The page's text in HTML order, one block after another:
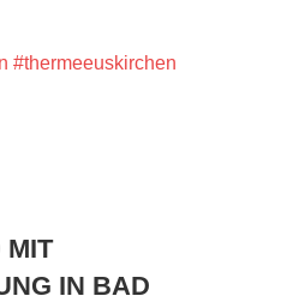
#thermeeuskirchen
MIT
IN BAD